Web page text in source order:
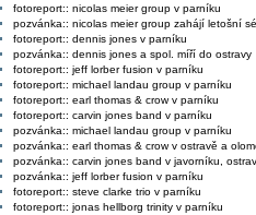
fotoreport:: nicolas meier group v parníku
pozvánka:: nicolas meier group zahájí letošní
fotoreport:: dennis jones v parníku
pozvánka:: dennis jones a spol. míří do ostravy
fotoreport:: jeff lorber fusion v parníku
fotoreport:: michael landau group v parníku
fotoreport:: earl thomas & crow v parníku
fotoreport:: carvin jones band v parníku
pozvánka:: michael landau group v parníku
pozvánka:: earl thomas & crow v ostravě a
pozvánka:: carvin jones band v javorníku,
pozvánka:: jeff lorber fusion v parníku
fotoreport:: steve clarke trio v parníku
fotoreport:: jonas hellborg trinity v parníku